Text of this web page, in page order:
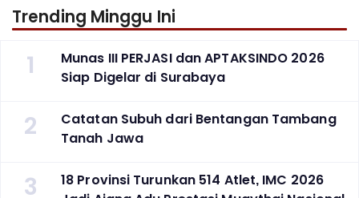
Trending Minggu Ini
1
Munas III PERJASI dan APTAKSINDO 2026
Siap Digelar di Surabaya
2
Catatan Subuh dari Bentangan Tambang
Tanah Jawa
3
18 Provinsi Turunkan 514 Atlet, IMC 2026